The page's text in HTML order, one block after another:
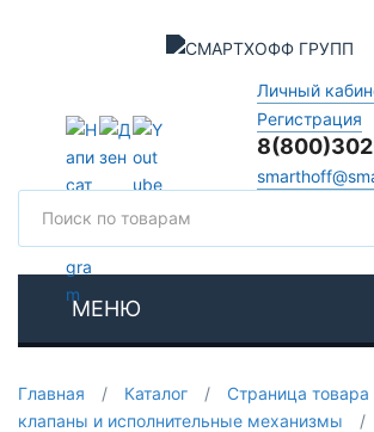
Личный
Регистрация
МЕНЮ
Главная / Каталог / Страница товара
клапаны и исполнительные механизмы
/